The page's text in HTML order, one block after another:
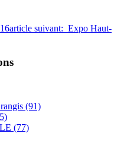
article suivant: Expo Haut-
(91)
(77)